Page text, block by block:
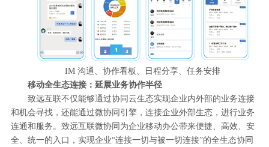
IM 沟通、协作看板、日程分享、任务安排
移动全生态连接：延展业务协作半径
致远互联不仅能够通过协同云生态实现企业内外部的业务连接
和机会寻找，还能通过微协同引擎，连接企业外部生态，进行业务
连通和服务。致远互联微协同为企业移动办公带来便捷、高效、安
全、统一的入口，实现企业“连接一切与被一切连接”的全生态协同